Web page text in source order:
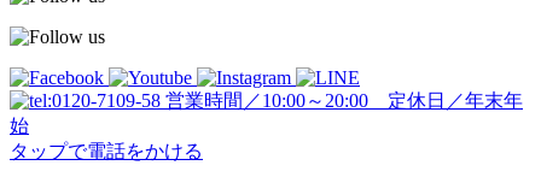
営業時間／10:00～20:00 定休日／年末年
始
タップで電話をかける